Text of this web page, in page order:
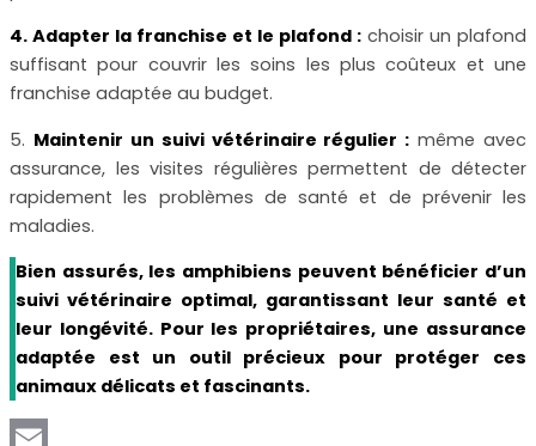
4. Adapter la franchise et le plafond : choisir un plafond
suffisant pour couvrir les soins les plus coûteux et une
franchise adaptée au budget.
5. Maintenir un suivi vétérinaire régulier : même avec
assurance, les visites régulières permettent de détecter
rapidement les problèmes de santé et de prévenir les
maladies.
Bien assurés, les amphibiens peuvent bénéficier d’un
suivi vétérinaire optimal, garantissant leur santé et
leur longévité. Pour les propriétaires, une assurance
adaptée est un outil précieux pour protéger ces
animaux délicats et fascinants.